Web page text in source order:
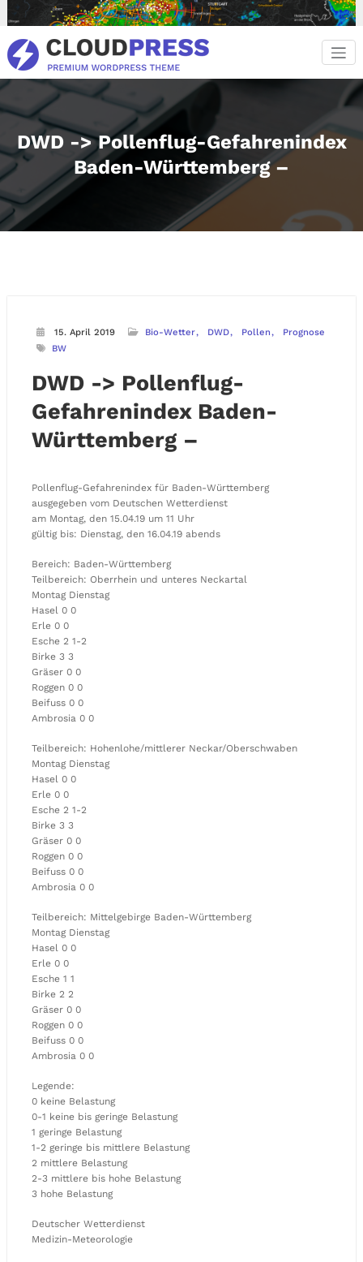
Inhalt
springen
DWD -> Pollenflug-Gefahrenindex
Baden-Württemberg –
15. April 2019 Bio-Wetter DWD Pollen
Prognose
BW
DWD -> Pollenflug-
Gefahrenindex Baden-
Württemberg –
Pollenflug-Gefahrenindex für Baden-Württemberg
ausgegeben vom Deutschen Wetterdienst
am Montag, den 15.04.19 um 11 Uhr
gültig bis: Dienstag, den 16.04.19 abends
Bereich: Baden-Württemberg
Teilbereich: Oberrhein und unteres Neckartal
Montag Dienstag
Hasel 0 0
Erle 0 0
Esche 2 1-2
Birke 3 3
Gräser 0 0
Roggen 0 0
Beifuss 0 0
Ambrosia 0 0
Teilbereich: Hohenlohe/mittlerer Neckar/Oberschwaben
Montag Dienstag
Hasel 0 0
Erle 0 0
Esche 2 1-2
Birke 3 3
Gräser 0 0
Roggen 0 0
Beifuss 0 0
Ambrosia 0 0
Teilbereich: Mittelgebirge Baden-Württemberg
Montag Dienstag
Hasel 0 0
Erle 0 0
Esche 1 1
Birke 2 2
Gräser 0 0
Roggen 0 0
Beifuss 0 0
Ambrosia 0 0
Legende:
0 keine Belastung
0-1 keine bis geringe Belastung
1 geringe Belastung
1-2 geringe bis mittlere Belastung
2 mittlere Belastung
2-3 mittlere bis hohe Belastung
3 hohe Belastung
Deutscher Wetterdienst
Medizin-Meteorologie